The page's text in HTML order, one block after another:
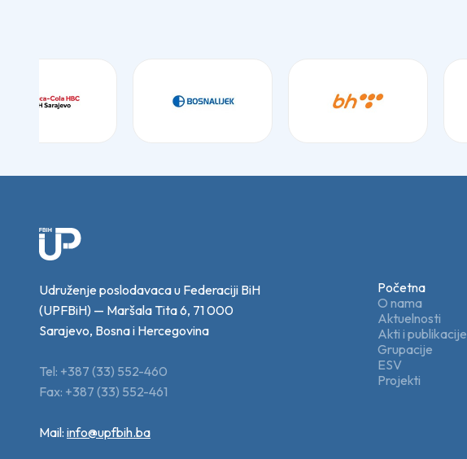
Udruženje poslodavaca u Federaciji BiH
(UPFBiH) — Maršala Tita 6, 71 000
Sarajevo, Bosna i Hercegovina
Tel: +387 (33) 552-460
Fax: +387 (33) 552-461
Mail: info@upfbih.ba
Početna
O nama
Aktuelnosti
Akti i publikacije
Grupacije
ESV
Projekti